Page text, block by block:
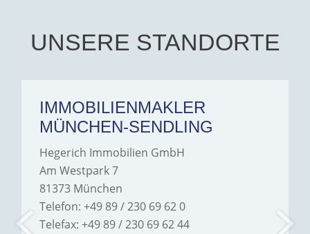
UNSERE STANDORTE
IMMOBILIENMAKLER
MÜNCHEN-SENDLING
Hegerich Immobilien GmbH
Am Westpark 7
81373 München
Telefon: +49 89 / 230 69 62 0
Telefax: +49 89 / 230 69 62 44